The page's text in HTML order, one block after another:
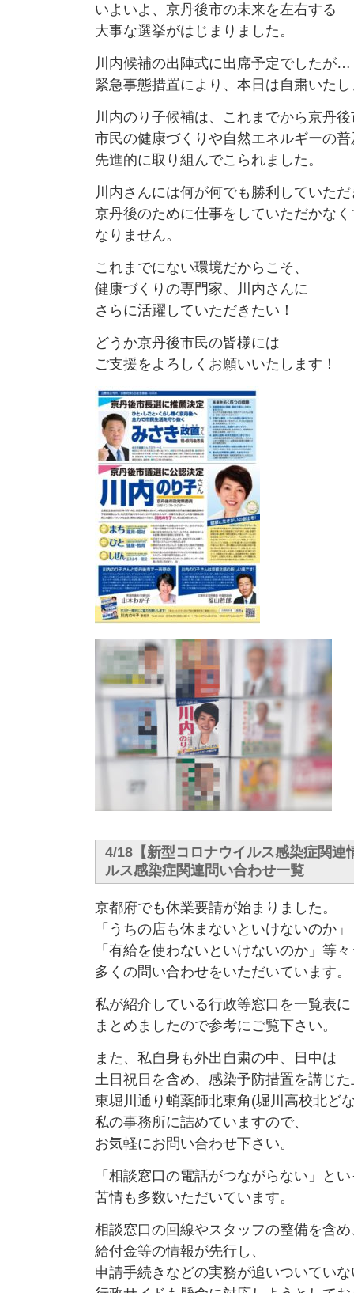
いよいよ、京丹後市の未来を左右する
大事な選挙がはじまりました。
川内候補の出陣式に出席予定でしたが…
緊急事態措置により、本日は自粛いた
川内のり子候補は、これまでから京丹
市民の健康づくりや自然エネルギーの
先進的に取り組んでこられました。
川内さんには何が何でも勝利していた
京丹後のために仕事をしていただかなく
なりません。
これまでにない環境だからこそ、
健康づくりの専門家、川内さんに
さらに活躍していただきたい！
どうか京丹後市民の皆様には
ご支援をよろしくお願いいたします！
4/18【新型コロナウイルス感染症関連
ルス感染症関連問い合わせ一覧
京都府でも休業要請が始まりました。
「うちの店も休まないといけないのか」
「有給を使わないといけないのか」等々
多くの問い合わせをいただいています。
私が紹介している行政等窓口を一覧表に
まとめましたので参考にご覧下さい。
また、私自身も外出自粛の中、日中は
土日祝日を含め、感染予防措置を講じた
東堀川通り蛸薬師北東角(堀川高校北ど
私の事務所に詰めていますので、
お気軽にお問い合わせ下さい。
「相談窓口の電話がつながらない」と
苦情も多数いただいています。
相談窓口の回線やスタッフの整備を含め
給付金等の情報が先行し、
申請手続きなどの実務が追いついてい